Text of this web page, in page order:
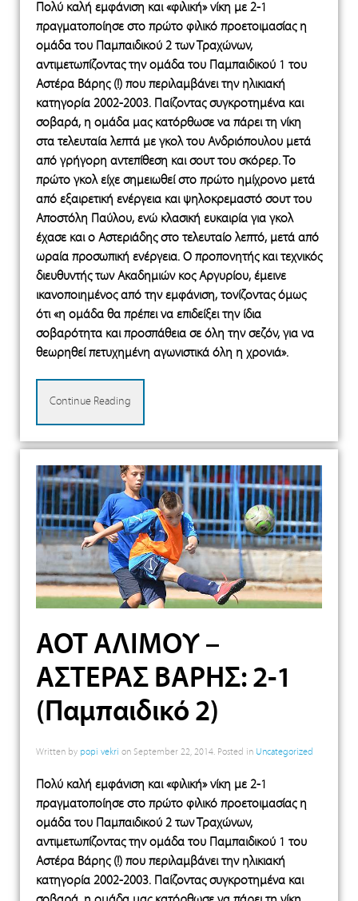
Πολύ καλή εμφάνιση και «φιλική» νίκη με 2-1
πραγματοποίησε στο πρώτο φιλικό προετοιμασίας η
ομάδα του Παμπαιδικού 2 των Τραχώνων,
αντιμετωπίζοντας την ομάδα του Παμπαιδικού 1 του
Αστέρα Βάρης (!) που περιλαμβάνει την ηλικιακή
κατηγορία 2002-2003. Παίζοντας συγκροτημένα και
σοβαρά, η ομάδα μας κατόρθωσε να πάρει τη νίκη
στα τελευταία λεπτά με γκολ του Ανδριόπουλου μετά
από γρήγορη αντεπίθεση και σουτ του σκόρερ. Το
πρώτο γκολ είχε σημειωθεί στο πρώτο ημίχρονο μετά
από εξαιρετική ενέργεια και ψηλοκρεμαστό σουτ του
Αποστόλη Παύλου, ενώ κλασική ευκαιρία για γκολ
έχασε και ο Αστεριάδης στο τελευταίο λεπτό, μετά από
ωραία προσωπική ενέργεια. Ο προπονητής και τεχνικός
διευθυντής των Ακαδημιών κος Αργυρίου, έμεινε
ικανοποιημένος από την εμφάνιση, τονίζοντας όμως
ότι «η ομάδα θα πρέπει να επιδείξει την ίδια
σοβαρότητα και προσπάθεια σε όλη την σεζόν, για να
θεωρηθεί πετυχημένη αγωνιστικά όλη η χρονιά».
Continue Reading
ΑΟΤ ΑΛΙΜΟΥ –
ΑΣΤΕΡΑΣ ΒΑΡΗΣ: 2-1
(Παμπαιδικό 2)
Written by popi vekri on September 22, 2014. Posted in Uncategorized
Πολύ καλή εμφάνιση και «φιλική» νίκη με 2-1
πραγματοποίησε στο πρώτο φιλικό προετοιμασίας η
ομάδα του Παμπαιδικού 2 των Τραχώνων,
αντιμετωπίζοντας την ομάδα του Παμπαιδικού 1 του
Αστέρα Βάρης (!) που περιλαμβάνει την ηλικιακή
κατηγορία 2002-2003. Παίζοντας συγκροτημένα και